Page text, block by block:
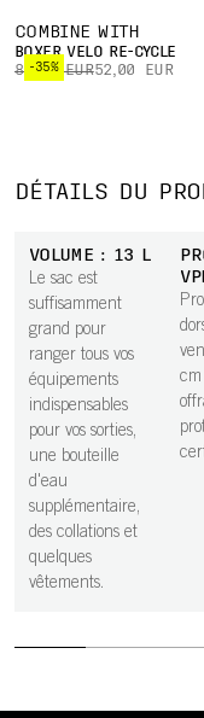
COMBINE WITH
-35%
BOXER VÉLO RE-CYCLE
80,00 EUR52,00 EUR
DÉTAILS DU
VOLUME : 13 L
Le sac est
suffisamment
grand pour
ranger tous vos
équipements
indispensables
pour vos sorties,
une bouteille
d'eau
supplémentaire,
des collations et
quelques
vêtements.
cm